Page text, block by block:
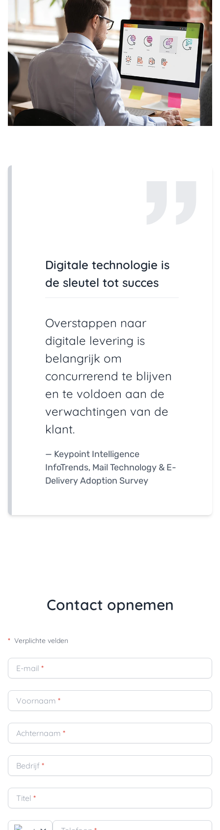
Digitale technologie is
de sleutel tot succes
Overstappen naar
digitale levering is
belangrijk om
concurrerend te blijven
en te voldoen aan de
verwachtingen van de
klant.
— Keypoint Intelligence
InfoTrends, Mail Technology & E-
Delivery Adoption Survey
Contact opnemen
* Verplichte velden
E-mail *
Voornaam *
Achternaam *
Bedrijf *
Titel *